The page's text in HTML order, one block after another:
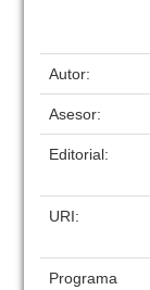
Autor:
Asesor:
Editorial:
URI:
Programa